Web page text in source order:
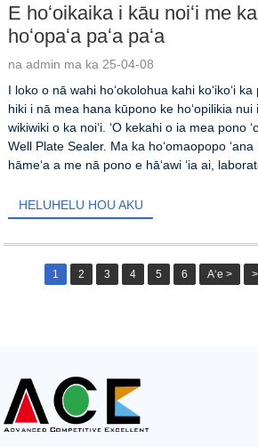
E hoʻoikaika i kāu noiʻi me
hoʻopaʻa paʻa paʻa
na admin ma ka 25-04-08
I loko o nā wahi hoʻokolohua kahi koʻikoʻi ka
hiki i nā mea hana kūpono ke hoʻopilikia nui
wikiwiki o ka noiʻi. ʻO kekahi o ia mea pono
Well Plate Sealer. Ma ka hoʻomaopopo
hāmeʻa a me nā pono e hāʻawi ʻia ai,
HELUHELU HOU AKU
1 2 3 4 5 6 Aʻe >